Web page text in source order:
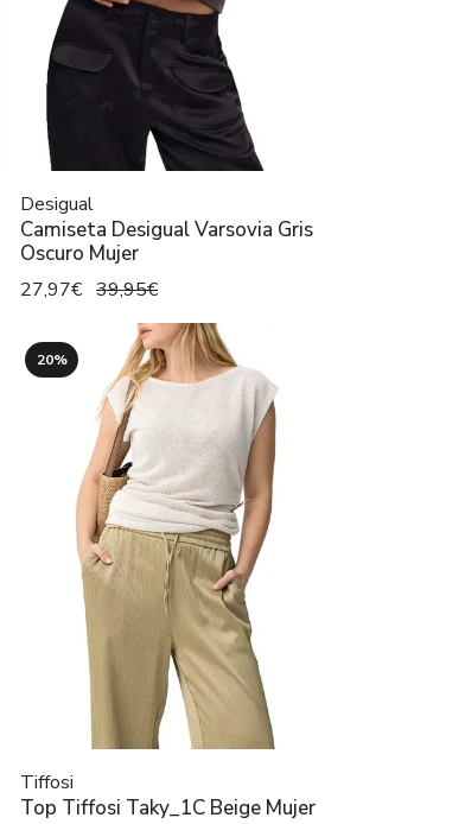
Desigual
Camiseta Desigual Varsovia Gris
Oscuro Mujer
27,97€ 39,95€
20%
Tiffosi
Top Tiffosi Taky_1C Beige Mujer